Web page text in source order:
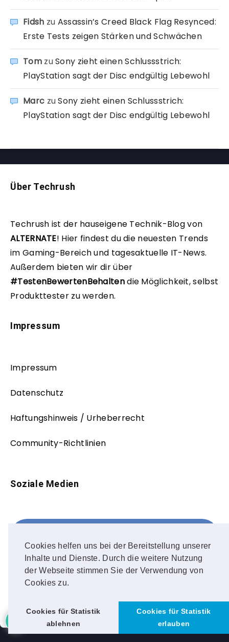
Cookies helfen uns bei der Bereitstellung unserer
Inhalte und Dienste. Durch die weitere Nutzung
der Webseite stimmen Sie der Verwendung von
Cookies zu.
Cookies für Statistik
ablehnen
Cookies für Statistik
erlauben
Fidsh zu Assassin’s Creed Black Flag Resynced:
Erste Tests zeigen Stärken und Schwächen
TomzuSony zieht einen Schlussstrich:
PlayStation sagt der Disc endgültig Lebewohl
Marc zuSony zieht einen Schlussstrich:
PlayStation sagt der Disc endgültig Lebewohl
Über Techrush
Techrush ist der hauseigene Technik-Blog von
ALTERNATE! Hier findest du die neuesten Trends
im Gaming-Bereich und tagesaktuelle IT-News.
Außerdem bieten wir dir über
#TestenBewertenBehaltendie Möglichkeit, selbst
Produkttester zu werden.
Impressum
Impressum
Datenschutz
Haftungshinweis / Urheberrecht
Community-Richtlinien
Soziale Medien
FOLLOW ME!
Instagram
OUR PHOTOS!